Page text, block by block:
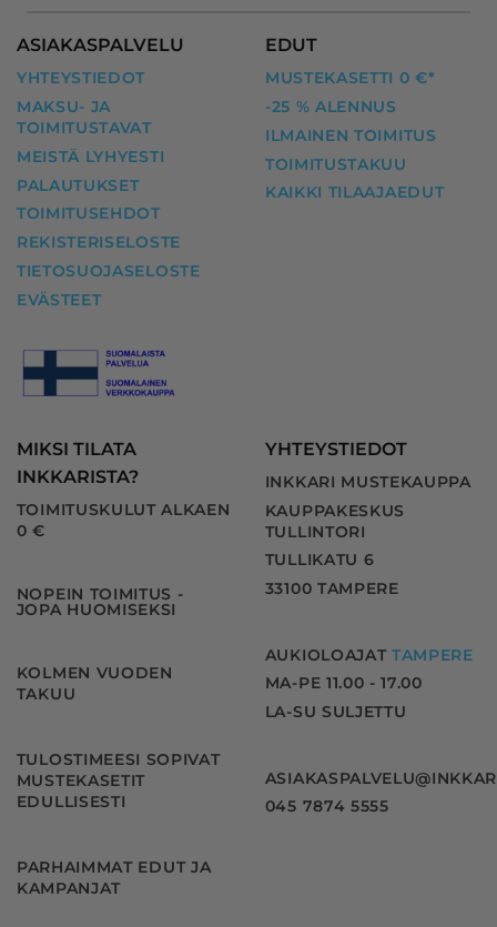
ASIAKASPALVELU
YHTEYSTIEDOT
MAKSU- JA
TOIMITUSTAVAT
MEISTÄ LYHYESTI
PALAUTUKSET
TOIMITUSEHDOT
REKISTERISELOSTE
TIETOSUOJASELOSTE
EVÄSTEET
EDUT
MUSTEKASETTI 0 €*
-25 % ALENNUS
ILMAINEN TOIMITUS
TOIMITUSTAKUU
KAIKKI TILAAJAEDUT
MIKSI TILATA
INKKARISTA?
TOIMITUSKULUT ALKAEN
0 €
NOPEIN TOIMITUS -
JOPA HUOMISEKSI
KOLMEN VUODEN
TAKUU
TULOSTIMEESI SOPIVAT
MUSTEKASETIT
EDULLISESTI
PARHAIMMAT EDUT JA
KAMPANJAT
YHTEYSTIEDOT
INKKARI MUSTEKAUPPA
KAUPPAKESKUS
TULLINTORI
TULLIKATU 6
33100 TAMPERE
AUKIOLOAJAT TAMPERE
MA-PE 11.00 - 17.00
LA-SU SULJETTU
045 7874 5555